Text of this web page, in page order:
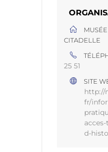
CITADELLE
25 51
SITE
http://
fr/
d-